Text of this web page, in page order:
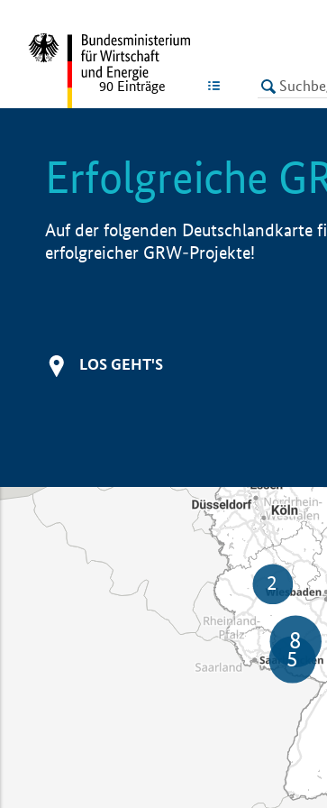
LISTE
90 Einträge
Erfolgreiche
Auf der folgenden Deutschlandkarte
erfolgreicher GRW-Projekte!
LOS GEHT'S